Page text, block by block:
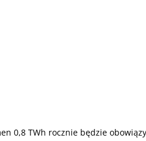
0,8 TWh rocznie będzie